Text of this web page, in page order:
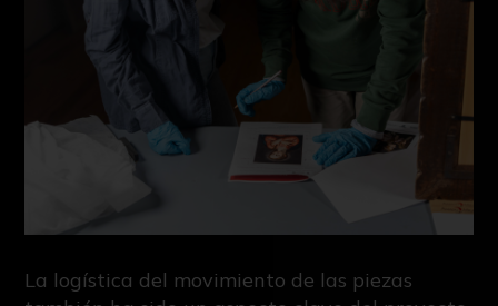
La logística del movimiento de las piezas